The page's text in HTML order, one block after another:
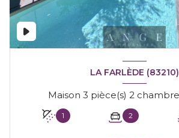
LA FARLÈDE (83210)
1 2